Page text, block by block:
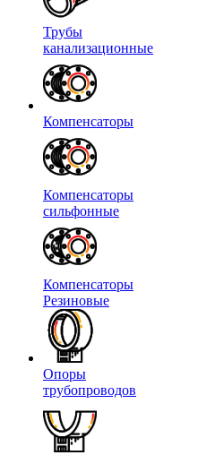
Трубы
канализационные
Компенсаторы
Компенсаторы
сильфонные
Компенсаторы
Резиновые
Опоры
трубопроводов